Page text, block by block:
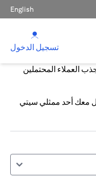
English
تسجيل الدخول
العملاء المحتملين
معك أحد ممثلي سيتي